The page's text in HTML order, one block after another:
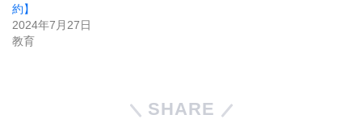
約】
2024年7月27日
教育
SHARE